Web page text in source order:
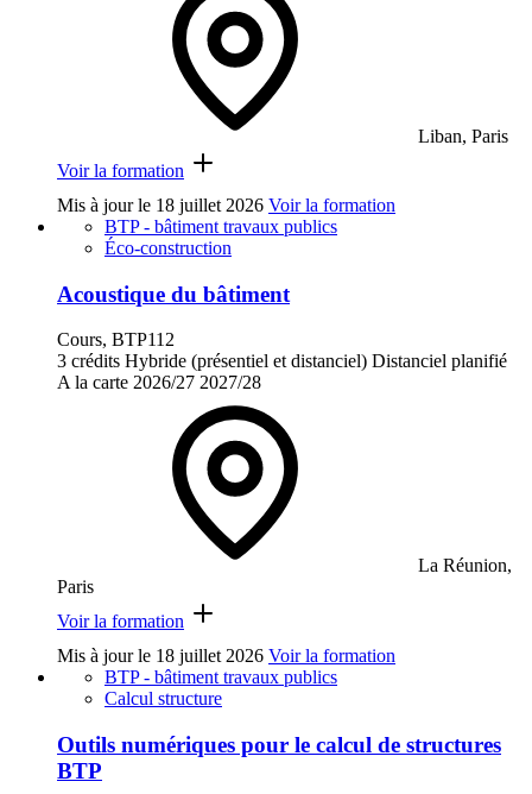
Liban, Paris
Voir la formation
Mis à jour le 18 juillet 2026 Voir la formation
BTP - bâtiment travaux publics
Éco-construction
Acoustique du bâtiment
Cours, BTP112
3 crédits Hybride (présentiel et distanciel) Distanciel planifié
A la carte 2026/27 2027/28
La Réunion,
Paris
Voir la formation
Mis à jour le 18 juillet 2026 Voir la formation
BTP - bâtiment travaux publics
Calcul structure
Outils numériques pour le calcul de structures
BTP